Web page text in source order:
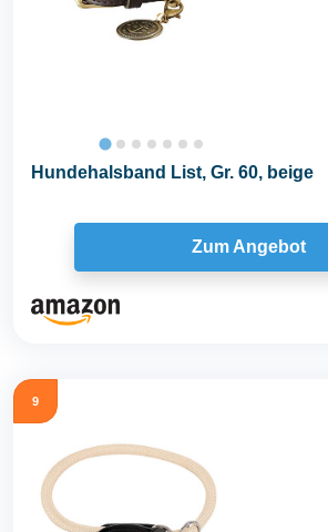
Hundehalsband List, Gr. 60, beige
Zum Angebot
9